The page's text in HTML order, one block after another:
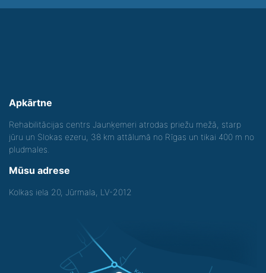
Apkārtne
Rehabilitācijas centrs Jaunķemeri atrodas priežu mežā, starp
jūru un Slokas ezeru, 38 km attālumā no Rīgas un tikai 400 m no
pludmales.
Mūsu adrese
Kolkas iela 20, Jūrmala, LV-2012